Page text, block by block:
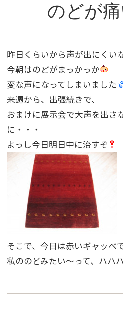
のどが
昨日くらいから声が出にくい
今朝はのどがまっかっか
変な声になってしまいました
来週から、出張続きで、
おまけに展示会で大声を出さ
に・・・
よっし今日明日中に治すぞ
そこで、今日は赤いギャッベ
私ののどみたい〜って、ハハハ